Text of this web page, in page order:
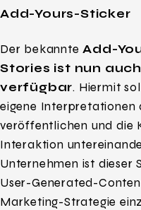
Add-Yours-Sticker
Der bekannteAdd-
Stories ist nun
verfügbar. Hiermit
eigene Interpretationen
veröffentlichen und die
Interaktion
Unternehmen ist dieser
User-Generated-
Marketing-Strategie